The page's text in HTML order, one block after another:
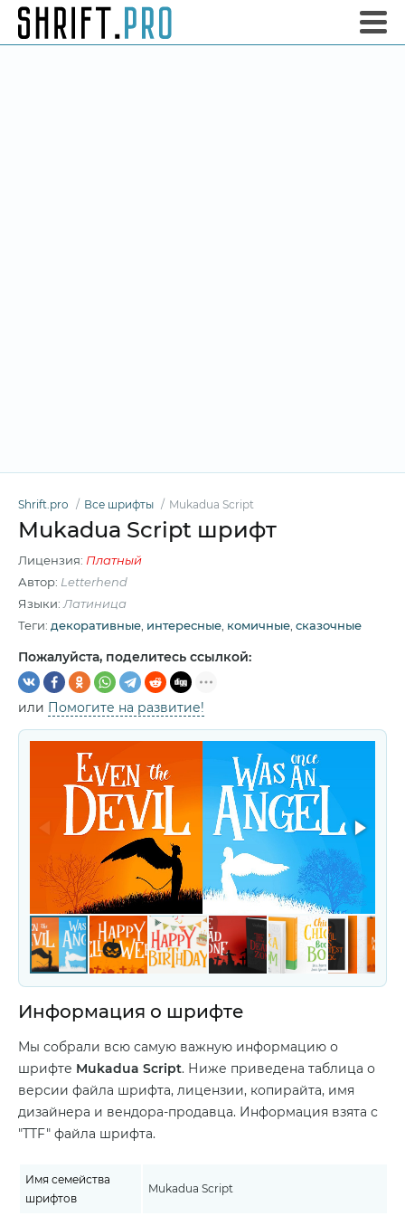
Shrift.pro Все шрифты Mukadua Script
Mukadua Script шрифт
Лицензия: Платный
Автор: Letterhend
Языки: Латиница
Теги: декоративные интересные комичные сказочные
Пожалуйста, поделитесь ссылкой:
или Помогите на развитие!
Информация о шрифте
Мы собрали всю самую важную информацию о
шрифте Mukadua Script. Ниже приведена таблица о
версии файла шрифта, лицензии, копирайта, имя
дизайнера и вендора-продавца. Информация взята с
"TTF" файла шрифта.
Имя семейства
шрифтов
Mukadua Script